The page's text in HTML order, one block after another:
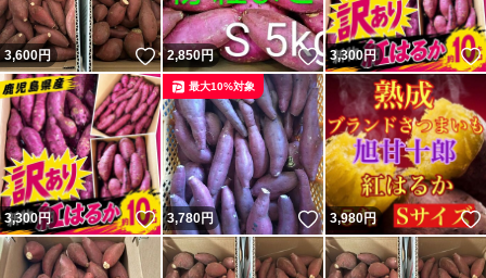
3,600円 いいね！
2,850円 いいね！
3,300円
3,300円 いいね！
3,780円 いいね！
最大10%対象
3,980円